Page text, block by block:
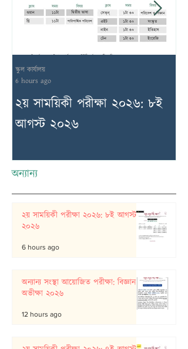
২য় সাময়িকী পরীক্ষা ২০২৬: ৮ই
আগস্ট ২০২৬
স্কুল কার্যালয়
6 hours ago
অন্যান্য
২য় সাময়িকী পরীক্ষা ২০২৬: ৮ই আগস্ট
২০২৬
6 hours ago
অন্যান্য সংস্থা আয়োজিত পরীক্ষা: বিজ্ঞান
অভীক্ষা ২০২৬
12 hours ago